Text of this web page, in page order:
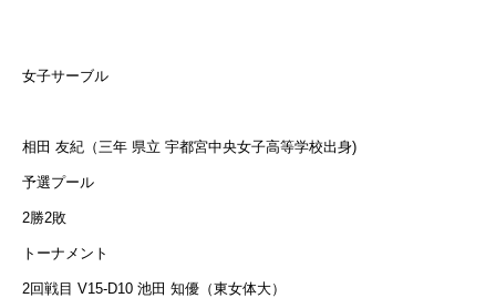
女子サーブル
相田 友紀（三年 県立 宇都宮中央女子高等学校出身)
予選プール
2勝2敗
トーナメント
2回戦目 V15-D10 池田 知優（東女体大）